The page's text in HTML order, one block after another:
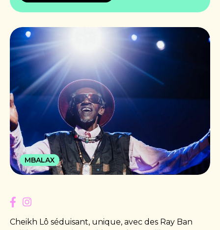
MBALAX
Cheikh Lô séduisant, unique, avec des Ray Ban